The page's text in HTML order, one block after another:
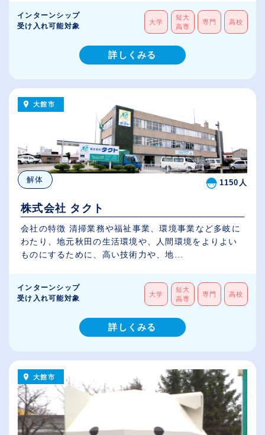
インターンシップ
受け入れ可能対象
大学
短大
高専
専門 高校
詳しくみる
大館市
解体 1150人
株式会社 タクト
会社の特徴 清掃業務や福祉事業、環境事業など多岐に
わたり、地元秋田の生活環境や、人間環境をよりよい
ものにするために、高い技術力や、地...
インターンシップ
受け入れ可能対象
大学
短大
高専
専門 高校
詳しくみる
大館市